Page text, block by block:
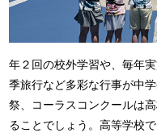
年２回の校外学習や、毎年
季旅行など多彩な行事が中
祭、コーラスコンクールは
ることでしょう。高等学校